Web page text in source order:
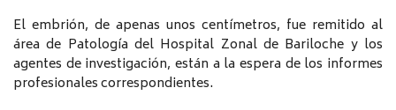
El embrión, de apenas unos centímetros, fue remitido al
área de Patología del Hospital Zonal de Bariloche y los
agentes de investigación, están a la espera de los informes
profesionales correspondientes.